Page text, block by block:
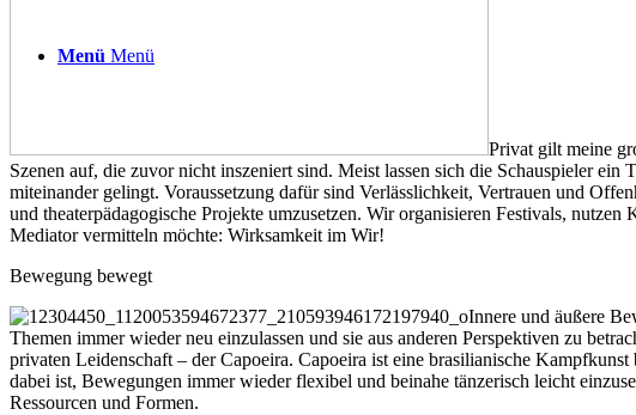
Menü Menü
Privat gilt meine
Szenen auf, die zuvor nicht inszeniert sind. Meist lassen sich die Schauspieler
miteinander gelingt. Voraussetzung dafür sind Verlässlichkeit, Vertrauen und
und theaterpädagogische Projekte umzusetzen. Wir organisieren Festivals,
Mediator vermitteln möchte: Wirksamkeit im Wir!
Bewegung bewegt
Innere und äußere
Themen immer wieder neu einzulassen und sie aus anderen Perspektiven zu
privaten Leidenschaft – der Capoeira. Capoeira ist eine brasilianische
dabei ist, Bewegungen immer wieder flexibel und beinahe tänzerisch leicht
Ressourcen und Formen.